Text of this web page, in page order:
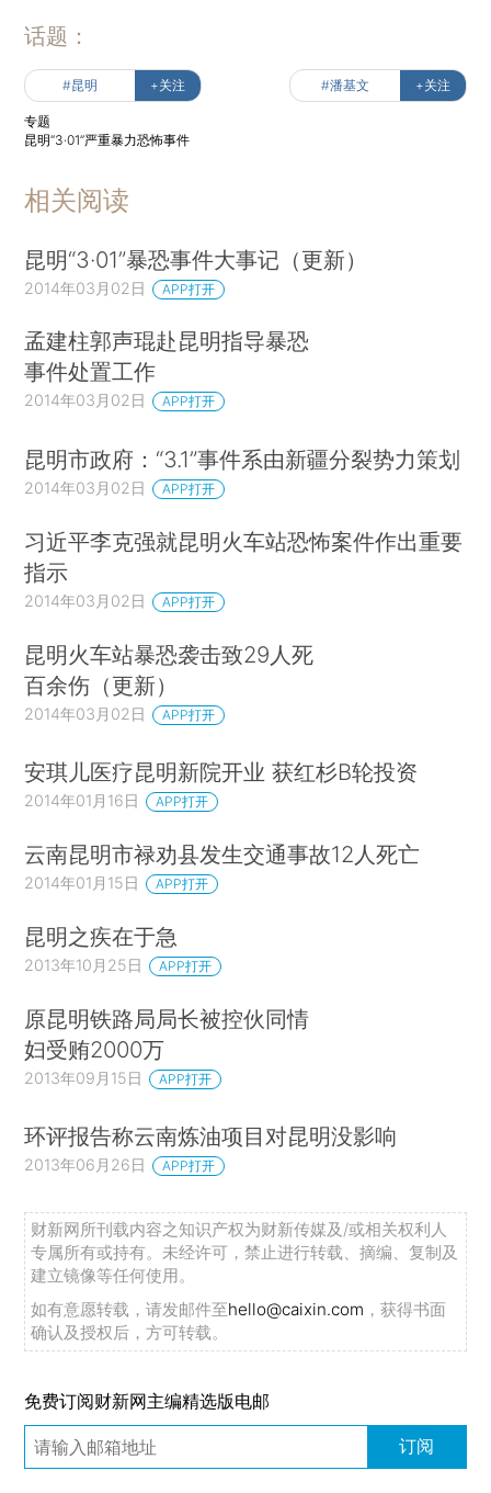
话题：
#昆明 +关注 #潘基文 +关注
专题
昆明“3·01”严重暴力恐怖事件
相关阅读
昆明“3·01”暴恐事件大事记（更新）
2014年03月02日 APP打开
孟建柱郭声琨赴昆明指导暴恐
事件处置工作
2014年03月02日 APP打开
昆明市政府：“3.1”事件系由新疆分裂势力策划
2014年03月02日 APP打开
习近平李克强就昆明火车站恐怖案件作出重要
指示
2014年03月02日 APP打开
昆明火车站暴恐袭击致29人死
百余伤（更新）
2014年03月02日 APP打开
安琪儿医疗昆明新院开业 获红杉B轮投资
2014年01月16日 APP打开
云南昆明市禄劝县发生交通事故12人死亡
2014年01月15日 APP打开
昆明之疾在于急
2013年10月25日 APP打开
原昆明铁路局局长被控伙同情
妇受贿2000万
2013年09月15日 APP打开
环评报告称云南炼油项目对昆明没影响
2013年06月26日 APP打开
财新网所刊载内容之知识产权为财新传媒及/或相关权利人
专属所有或持有。未经许可，禁止进行转载、摘编、复制及
建立镜像等任何使用。
如有意愿转载，请发邮件至hello@caixin.com ，获得书面
确认及授权后，方可转载。
免费订阅财新网主编精选版电邮
订阅